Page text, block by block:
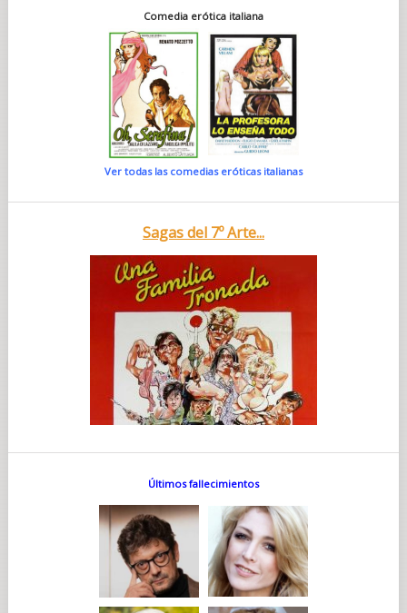
Comedia erótica italiana
Ver todas las comedias eróticas italianas
Sagas del 7º Arte...
Últimos fallecimientos